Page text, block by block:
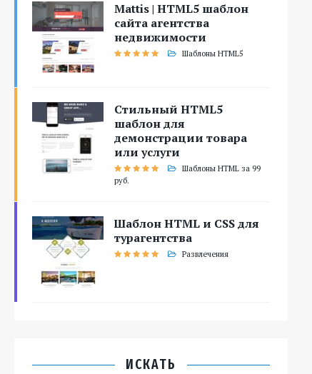
Mattis | HTML5 шаблон
сайта агентства
недвижимости
Шаблоны HTML5
Стильный HTML5
шаблон для
демонстрации товара
или услуги
Шаблоны HTML за 99
руб.
Шаблон HTML и CSS для
турагентства
Развлечения
ИСКАТЬ